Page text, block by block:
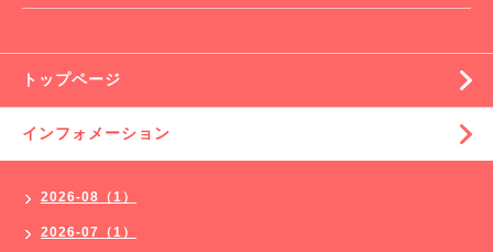
トップページ
インフォメーション
2026-08（1）
2026-07（1）